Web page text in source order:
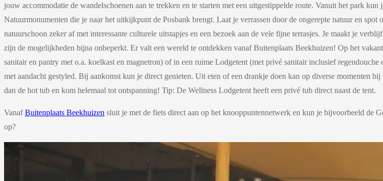
jouw accommodatie de wandelschoenen aan te trekken en te starten met een uitgestippelde route. Vanuit het park
Natuurmonumenten die je naar het uitkijkpunt de Posbank brengt. Laat je verrassen door de ongerepte natuur en
natuurschoon zeker af met interessante culturele uitstapjes en een bezoek aan de vele fijne terrasjes. Je maakt je
zijn de mogelijkheden bijna onbeperkt. Er valt een wereld te ontdekken vanaf Buitenplaats Beekhuizen! Op het
sanitair en pantry met o.a. koelkast en magnetron) of in een ruime Lodgetent (met privé sanitair inclusief
met aandacht gestyled. Bij aankomst kun je direct genieten. Uit eten of een drankje doen kan op diverse momenten
dan de hot tub en kom helemaal tot ontspanning! Tip: De Wellness Lodgetent heeft een privé tub direct naast de tent.
VanafBuitenplaats Beekhuizen sluit je met de fiets direct aan op het knooppuntennetwerk en kun je bijvoorbeeld de
op?